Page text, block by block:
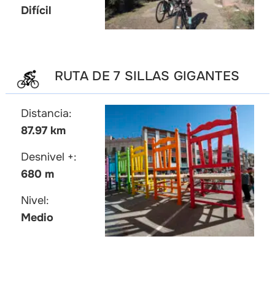
Difícil
RUTA DE 7 SILLAS GIGANTES
Distancia:
87.97 km
Desnivel +:
680 m
Nivel:
Medio